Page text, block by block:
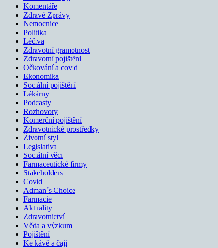
Komentáře
Zdravé Zprávy
Nemocnice
Politika
Léčiva
Zdravotní gramotnost
Zdravotní pojištění
Očkování a covid
Ekonomika
Sociální pojištění
Lékárny
Podcasty
Rozhovory
Komerční pojištění
Zdravotnické prostředky
Životní styl
Legislativa
Sociální věci
Farmaceutické firmy
Stakeholders
Covid
Adman´s Choice
Farmacie
Aktuality
Zdravotnictví
Věda a výzkum
Pojištění
Ke kávě a čaji